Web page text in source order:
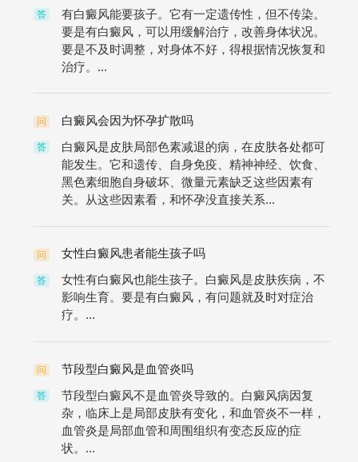
答
有白癜风能要孩子。它有一定遗传性，但不传染。
要是有白癜风，可以用缓解治疗，改善身体状况。
要是不及时调整，对身体不好，得根据情况恢复和
治疗。...
问 白癜风会因为怀孕扩散吗
答
白癜风是皮肤局部色素减退的病，在皮肤各处都可
能发生。它和遗传、自身免疫、精神神经、饮食、
黑色素细胞自身破坏、微量元素缺乏这些因素有
关。从这些因素看，和怀孕没直接关系...
问 女性白癜风患者能生孩子吗
答
女性有白癜风也能生孩子。白癜风是皮肤疾病，不
影响生育。要是有白癜风，有问题就及时对症治
疗。...
问 节段型白癜风是血管炎吗
答
节段型白癜风不是血管炎导致的。白癜风病因复
杂，临床上是局部皮肤有变化，和血管炎不一样，
血管炎是局部血管和周围组织有变态反应的症
状。...